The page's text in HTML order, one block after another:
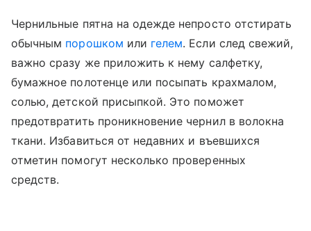
Чернильные пятна на одежде непросто отстирать
обычным порошком или гелем. Если след свежий,
важно сразу же приложить к нему салфетку,
бумажное полотенце или посыпать крахмалом,
солью, детской присыпкой. Это поможет
предотвратить проникновение чернил в волокна
ткани. Избавиться от недавних и въевшихся
отметин помогут несколько проверенных
средств.